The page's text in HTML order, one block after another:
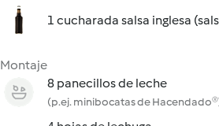
1 cucharada salsa inglesa
Montaje
8 panecillos de leche
(p.ej. minibocatas de